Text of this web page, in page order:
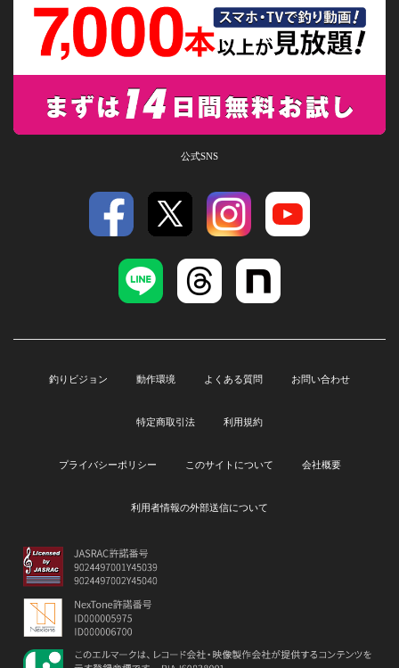
公式SNS
釣りビジョン 動作環境 よくある質問 お問い合わせ
特定商取引法 利用規約
プライバシーポリシー このサイトについて 会社概要
利用者情報の外部送信について